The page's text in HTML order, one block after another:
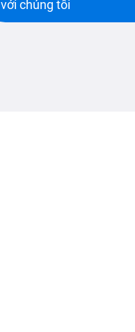
với chúng tôi